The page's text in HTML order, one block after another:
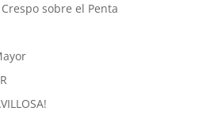
sobre el Penta